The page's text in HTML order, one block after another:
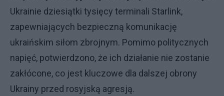
Ukrainie dziesiątki tysięcy terminali Starlink,
zapewniających bezpieczną komunikację
ukraińskim siłom zbrojnym. Pomimo politycznych
napięć, potwierdzono, że ich działanie nie zostanie
zakłócone, co jest kluczowe dla dalszej obrony
Ukrainy przed rosyjską agresją.